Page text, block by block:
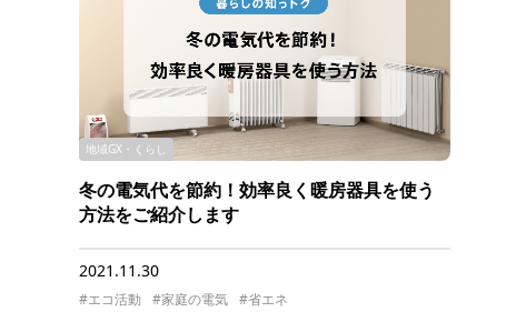
地域GX・くらし
冬の電気代を節約！効率良く暖房器具を使う
方法をご紹介します
2021.11.30
#エコ活動 #家庭の電気 #省エネ